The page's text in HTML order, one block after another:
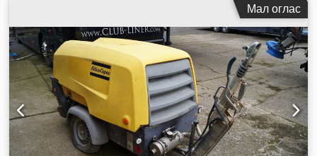
Мал оглас